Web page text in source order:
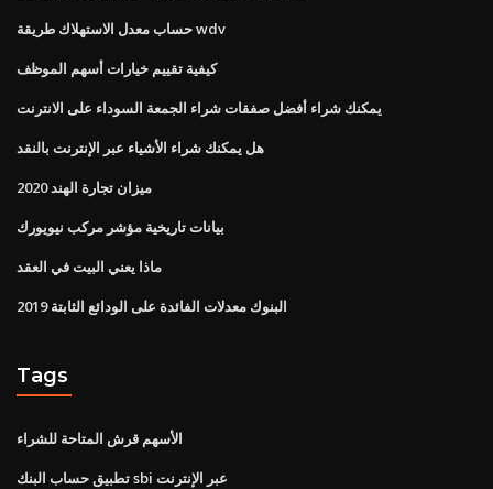
حساب معدل الاستهلاك طريقة wdv
كيفية تقييم خيارات أسهم الموظف
يمكنك شراء أفضل صفقات شراء الجمعة السوداء على الانترنت
هل يمكنك شراء الأشياء عبر الإنترنت بالنقد
ميزان تجارة الهند 2020
بيانات تاريخية مؤشر مركب نيويورك
ماذا يعني البيت في العقد
البنوك معدلات الفائدة على الودائع الثابتة 2019
Tags
الأسهم قرش المتاحة للشراء
تطبيق حساب البنك sbi عبر الإنترنت